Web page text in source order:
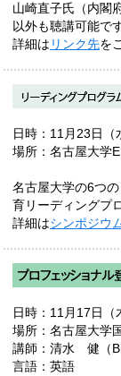
山崎直子氏（内閣
以外も聴講可能です
詳細は リンク先を
日時：11月23日
場所：名古屋大学
名古屋大学の6つ
育リーディングプ
詳細はシンポジウ
日時：11月17日
場所：名古屋大学
講師：清水 健（
言語：英語